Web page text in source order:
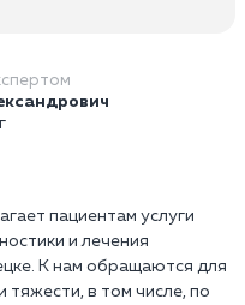
пациентам услуги
и лечения
К нам обращаются для
тяжести, в том числе, по